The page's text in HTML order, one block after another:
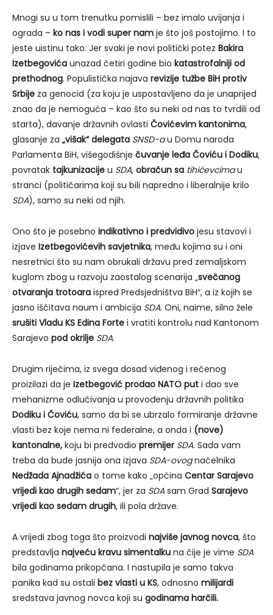
Mnogi su u tom trenutku pomislili – bez imalo uvijanja i
ograda – ko nas i vodi super nam je što još postojimo. I to
jeste uistinu tako. Jer svaki je novi politički potez Bakira
Izetbegovića unazad četiri godine bio katastrofalniji od
prethodnog. Populistička najava revizije tužbe BiH protiv
Srbije za genocid (za koju je uspostavljeno da je unaprijed
znao da je nemoguća – kao što su neki od nas to tvrdili od
starta), davanje državnih ovlasti Čovićevim kantonima,
glasanje za „višak“ delegata SNSD-au Domu naroda
Parlamenta BiH, višegodišnje čuvanje leđa Čoviću i Dodiku,
povratak tajkunizacije u SDA, obračun sa tihićevcimau
stranci (političarima koji su bili napredno i liberalnije krilo
SDA), samo su neki od njih.
Ono što je posebno indikativno i predvidivo jesu stavovi i
izjave Izetbegovićevih savjetnika, među kojima su i oni
nesretnici što su nam obrukali državu pred zemaljskom
kuglom zbog u razvoju zaostalog scenarija „svečanog
otvaranja trotoara ispred Predsjedništva BiH“, a iz kojih se
jasno iščitava naum i ambicija SDA. Oni, naime, silno žele
srušiti Vladu KS Edina Forte i vratiti kontrolu nad Kantonom
Sarajevo pod okrilje SDA.
Drugim riječima, iz svega dosad viđenog i rečenog
proizilazi da je Izetbegović prodao NATO put i dao sve
mehanizme odlučivanja u provođenju državnih politika
Dodiku i Čoviću, samo da bi se ubrzalo formiranje državne
vlasti bez koje nema ni federalne, a onda i (nove)
kantonalne, koju bi predvodio premijer SDA. Sada vam
treba da bude jasnija ona izjava SDA-ovognačelnika
Nedžada Ajnadžića o tome kako „općina Centar Sarajevo
vrijedi kao drugih sedam“, jer za SDA sam Grad Sarajevo
vrijedi kao sedam drugih, ili pola države.
A vrijedi zbog toga što proizvodi najviše javnog novca, što
predstavlja najveću kravu simentalku na čije je vime SDA
bila godinama prikopčana. I nastupila je samo takva
panika kad su ostali bez vlasti u KS, odnosno milijardi
sredstava javnog novca koji su godinama harčili.